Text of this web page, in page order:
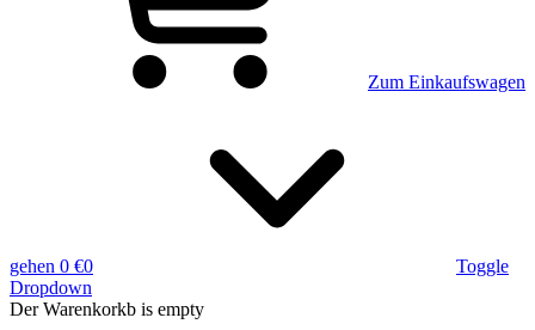
Zum Einkaufswagen
gehen 0 €0
Toggle
Dropdown
Der Warenkorkb is empty